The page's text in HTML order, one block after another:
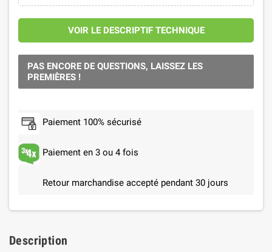
VOIR LE DESCRIPTIF TECHNIQUE
PAS ENCORE DE QUESTIONS, LAISSEZ LES
PREMIÈRES !
Paiement 100% sécurisé
Paiement en 3 ou 4 fois
Retour marchandise accepté pendant 30 jours
Description